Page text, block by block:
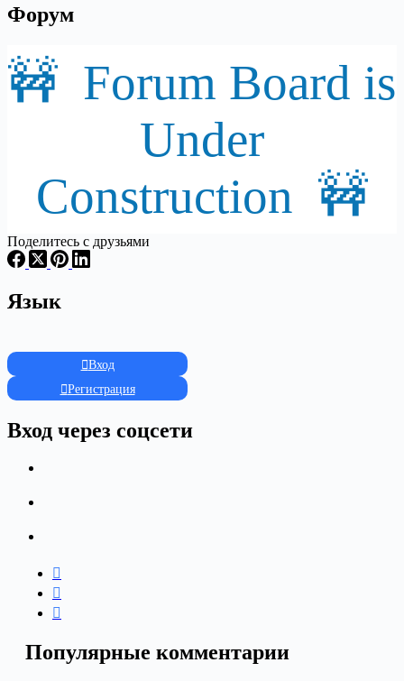
Форум
🚧 Forum Board is
Under
Construction 🚧
Поделитесь с друзьями
Язык
Вход
Регистрация
Вход через соцсети
Популярные комментарии